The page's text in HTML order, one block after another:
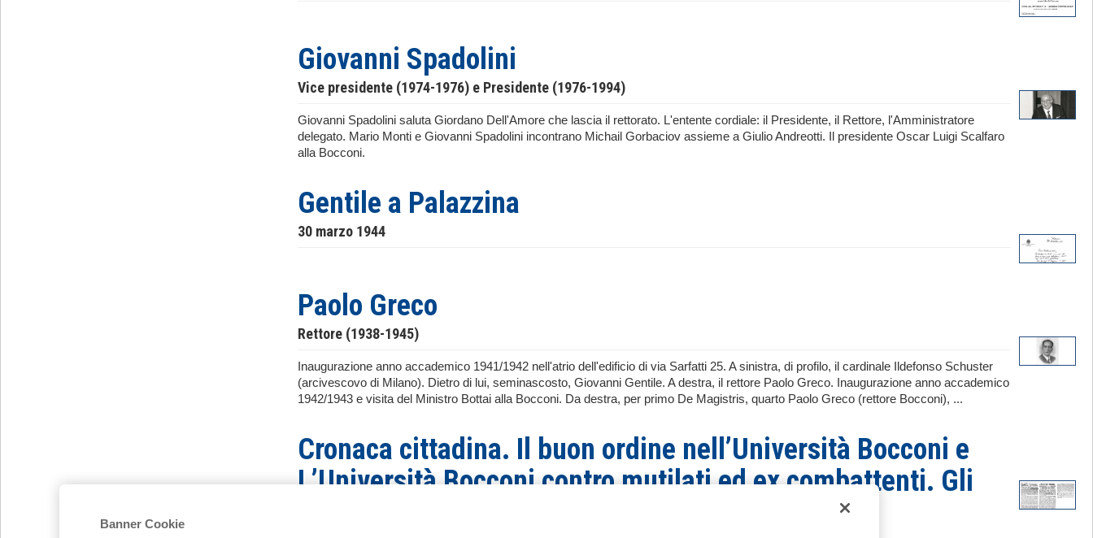
Giovanni Spadolini
Vice presidente (1974-1976) e Presidente (1976-1994)
Giovanni Spadolini saluta Giordano Dell'Amore che lascia il rettorato. L'entente cordiale: il Presidente, il Rettore, l'Amministratore
delegato. Mario Monti e Giovanni Spadolini incontrano Michail Gorbaciov assieme a Giulio Andreotti. Il presidente Oscar Luigi Scalfaro
alla Bocconi.
Gentile a Palazzina
30 marzo 1944
Paolo Greco
Rettore (1938-1945)
Inaugurazione anno accademico 1941/1942 nell'atrio dell'edificio di via Sarfatti 25. A sinistra, di profilo, il cardinale Ildefonso Schuster
(arcivescovo di Milano). Dietro di lui, seminascosto, Giovanni Gentile. A destra, il rettore Paolo Greco. Inaugurazione anno accademico
1942/1943 e visita del Ministro Bottai alla Bocconi. Da destra, per primo De Magistris, quarto Paolo Greco (rettore Bocconi), ...
Cronaca cittadina. Il buon ordine nell’Università Bocconi e
L’Università Bocconi contro mutilati ed ex combattenti. Gli
Banner Cookie